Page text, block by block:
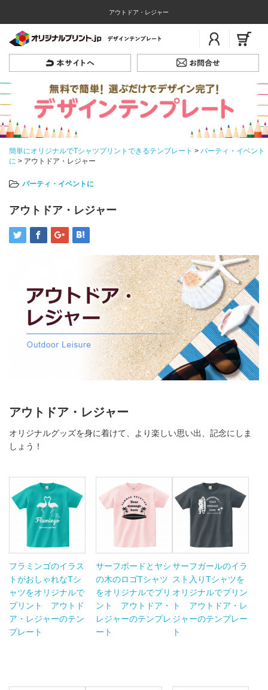
アウトドア・レジャー
簡単にオリジナルでTシャツプリントできるテンプレート > パーティ・イベント
に > アウトドア・レジャー
パーティ・イベントに
アウトドア・レジャー
アウトドア・レジャー
オリジナルグッズを身に着けて、より楽しい思い出、記念にしま
しょう！
フラミンゴのイラス
トがおしゃれなTシ
ャツをオリジナルで
プリント アウトド
ア・レジャーのテン
プレート
サーフボードとヤシ
の木のロゴTシャツ
をオリジナルでプリ
ント アウトドア・
レジャーのテンプレ
ート
サーフガールのイラ
スト入りTシャツを
オリジナルでプリン
ト アウトドア・レ
ジャーのテンプレー
ト